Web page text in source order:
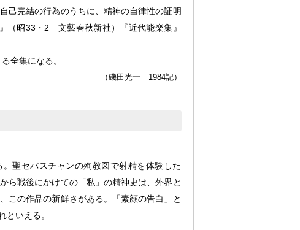
己完結の行為のうちに、精神の自律性の証明
（昭33・2 文藝春秋新社）『近代能楽集』
全集になる。
（磯田光一 1984記）
聖セバスチャンの殉教図で射精を体験した
ら戦後にかけての「私」の精神史は、外界と
この作品の新鮮さがある。「素顔の告白」と
いえる。